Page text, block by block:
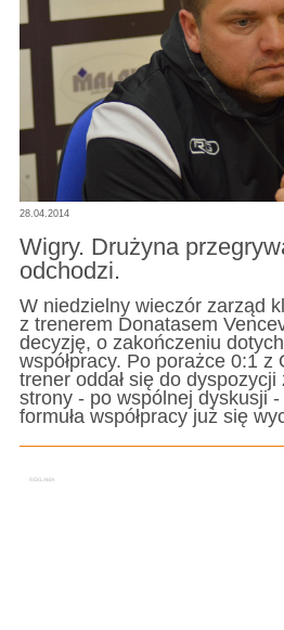
28.04.2014
Wigry. Drużyna
odchodzi.
W niedzielny wieczór zarząd
z trenerem Donatasem
decyzję, o zakończeniu
współpracy. Po porażce 0:1 z
trener oddał się do
strony - po wspólnej dyskusji -
formuła współpracy już się